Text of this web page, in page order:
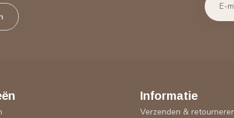
Informatie
Verzenden &